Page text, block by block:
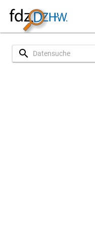
search